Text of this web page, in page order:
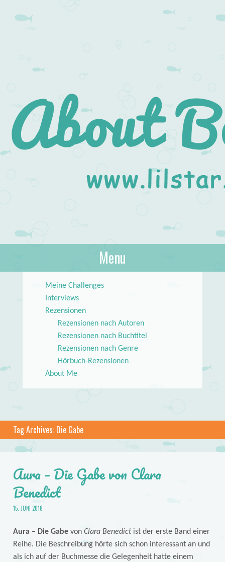
About Books
lilstar.de
Menu
Meine Challenges
Interviews
Rezensionen
Rezensionen nach Autoren
Rezensionen nach Buchtitel
Rezensionen nach Genre
Hörbuch-Rezensionen
About Me
Tag Archives: Die Gabe
Aura – Die Gabe von Clara
Benedict
15. JUNI 2018
Aura – Die Gabevon Clara Benedictist der erste Band einer
Reihe. Die Beschreibung hörte sich schon interessant an und
als ich auf der Buchmesse die Gelegenheit hatte einem